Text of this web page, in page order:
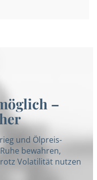
–
und Ölpreis-
bewahren,
Volatilität nutzen